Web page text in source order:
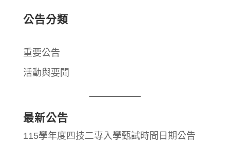
公告分類
重要公告
活動與要聞
最新公告
115學年度四技二專入學甄試時間日期公告